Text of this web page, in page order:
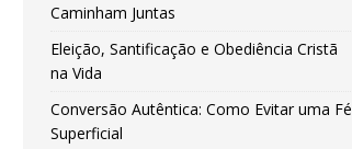
Caminham Juntas
Eleição, Santificação e Obediência Cristã
na Vida
Conversão Autêntica: Como Evitar uma Fé
Superficial